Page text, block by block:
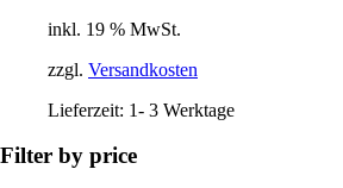
inkl. 19 % MwSt.
zzgl. Versandkosten
Lieferzeit: 1- 3 Werktage
Filter by price